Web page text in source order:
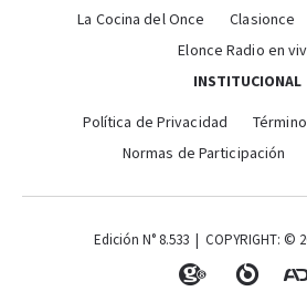
La Cocina del Once
Clasionce
Elonce Radio en
INSTITUCIONAL
Política de Privacidad
Normas de Participación
Edición N° 8.533 | COPYRIGHT: ©